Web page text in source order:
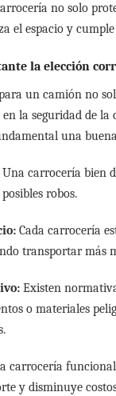
no solo
el espacio y
la elección
un camión no
la seguridad de la
una
Una carrocería bien
robos.
Cada carrocería
transportar más
Existen
o materiales
carrocería funcional
y disminuye